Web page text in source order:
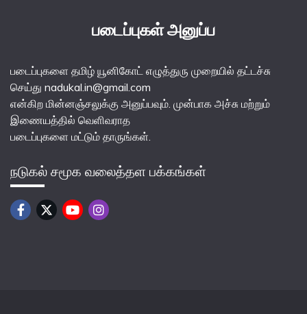
படைப்புகள் அனுப்ப
படைப்புகளை தமிழ் யூனிகோட் எழுத்துரு முறையில் தட்டச்சு
செய்து nadukal.in@gmail.com
என்கிற மின்னஞ்சலுக்கு அனுப்பவும். முன்பாக அச்சு மற்றும்
இணையத்தில் வெளிவராத
படைப்புகளை மட்டும் தாருங்கள்.
நடுகல் சமூக வலைத்தள பக்கங்கள்